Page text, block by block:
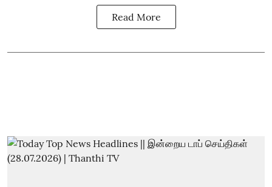
Read More